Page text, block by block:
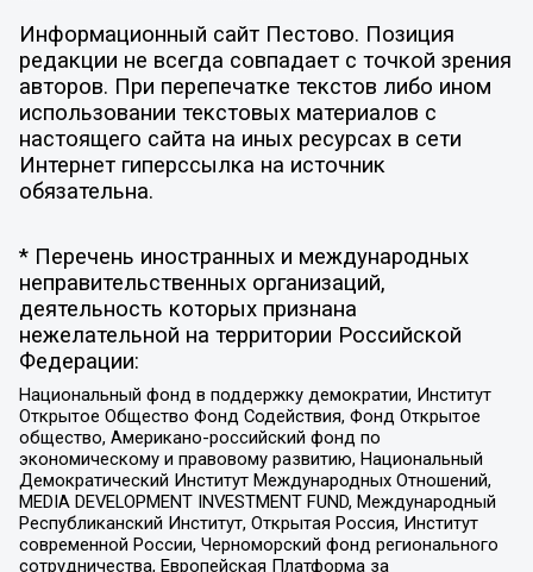
Информационный сайт Пестово. Позиция
редакции не всегда совпадает с точкой зрения
авторов. При перепечатке текстов либо ином
использовании текстовых материалов с
настоящего сайта на иных ресурсах в сети
Интернет гиперссылка на источник
обязательна.
* Перечень иностранных и международных
неправительственных организаций,
деятельность которых признана
нежелательной на территории Российской
Федерации:
Национальный фонд в поддержку демократии, Институт
Открытое Общество Фонд Содействия, Фонд Открытое
общество, Американо-российский фонд по
экономическому и правовому развитию, Национальный
Демократический Институт Международных Отношений,
MEDIA DEVELOPMENT INVESTMENT FUND, Международный
Республиканский Институт, Открытая Россия, Институт
современной России, Черноморский фонд регионального
сотрудничества, Европейская Платформа за